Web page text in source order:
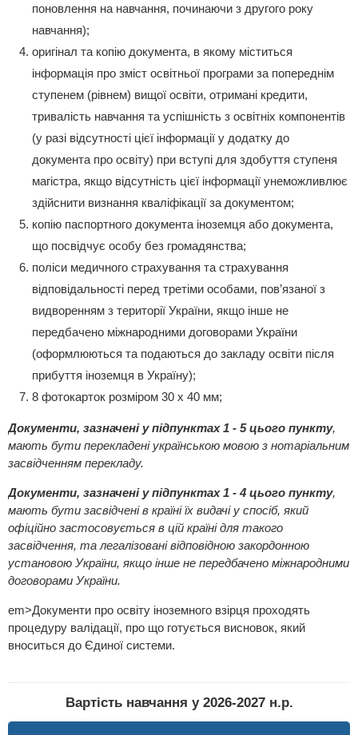
поновлення на навчання, починаючи з другого року
навчання);
оригінал та копію документа, в якому міститься
інформація про зміст освітньої програми за попереднім
ступенем (рівнем) вищої освіти, отримані кредити,
тривалість навчання та успішність з освітніх компонентів
(у разі відсутності цієї інформації у додатку до
документа про освіту) при вступі для здобуття ступеня
магістра, якщо відсутність цієї інформації унеможливлює
здійснити визнання кваліфікації за документом;
копію паспортного документа іноземця або документа,
що посвідчує особу без громадянства;
поліси медичного страхування та страхування
відповідальності перед третіми особами, пов’язаної з
видворенням з території України, якщо інше не
передбачено міжнародними договорами України
(оформлюються та подаються до закладу освіти після
прибуття іноземця в Україну);
8 фотокарток розміром 30 х 40 мм;
Документи, зазначені у підпунктах 1 - 5 цього пункту,
мають бути перекладені українською мовою з нотаріальним
засвідченням перекладу.
Документи, зазначені у підпунктах 1 - 4 цього пункту,
мають бути засвідчені в країні їх видачі у спосіб, який
офіційно застосовується в цій країні для такого
засвідчення, та легалізовані відповідною закордонною
установою України, якщо інше не передбачено міжнародними
договорами України.
em>Документи про освіту іноземного взірця проходять
процедуру валідації, про що готується висновок, який
вноситься до Єдиної системи.
Вартість навчання у 2026-2027 н.р.